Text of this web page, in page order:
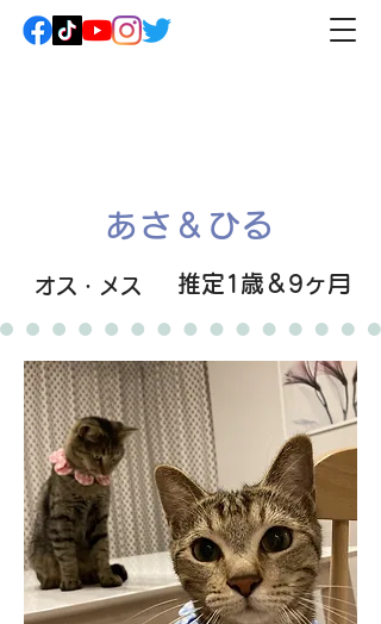
あさ＆ひる
オス・メス 推定1歳＆9ヶ月